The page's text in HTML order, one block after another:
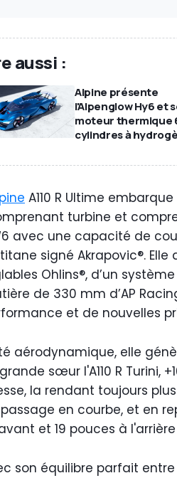
aussi :
Alpine présente
l'Alpenglow Hy6 et
moteur thermique
cylindres à
A110 R Ultime
turbine et
avec une capacité de
signé Akrapovic®.
Ohlins®, d’un
de 330 mm d’AP
et de nouvelles
aérodynamique, elle
sœur l'A110 R Turini,
la rendant toujours
en courbe, et en
et 19 pouces à
son équilibre parfait entre